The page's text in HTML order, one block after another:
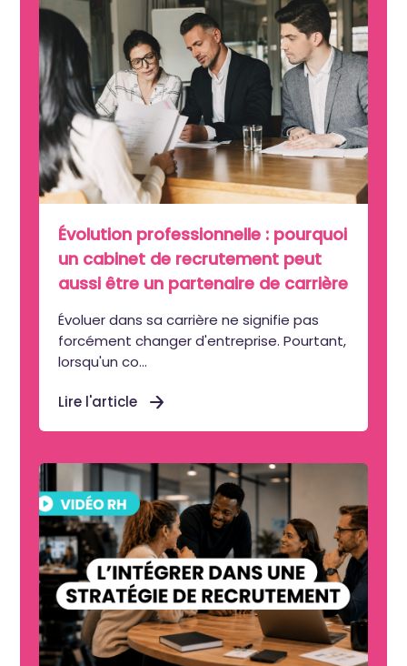
Évolution professionnelle : pourquoi
un cabinet de recrutement peut
aussi être un partenaire de carrière
Évoluer dans sa carrière ne signifie pas
forcément changer d'entreprise. Pourtant,
lorsqu'un co...
Lire l'article